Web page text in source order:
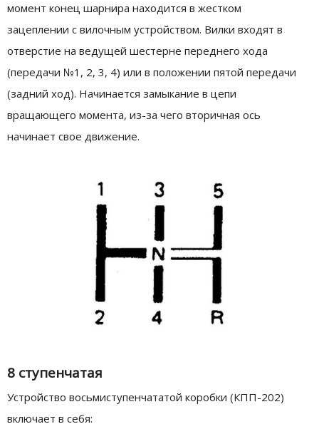
момент конец шарнира находится в жестком
зацеплении с вилочным устройством. Вилки входят в
отверстие на ведущей шестерне переднего хода
(передачи №1, 2, 3, 4) или в положении пятой передачи
(задний ход). Начинается замыкание в цепи
вращающего момента, из-за чего вторичная ось
начинает свое движение.
8 ступенчатая
Устройство восьмиступенчататой коробки (КПП-202)
включает в себя: